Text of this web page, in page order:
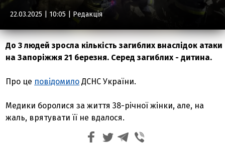
22.03.2025 | 10:05 | Редакція
До 3 людей зросла кількість загиблих внаслідок атаки
на Запоріжжя 21 березня. Серед загиблих - дитина.
Про це повідомило ДСНС України.
Медики боролися за життя 38-річної жінки, але, на
жаль, врятувати її не вдалося.